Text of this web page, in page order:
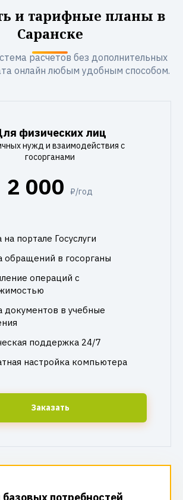
и тарифные планы в
Саранске
расчетов без дополнительных
онлайн любым удобным способом.
физических лиц
нужд и взаимодействия с
госорганами
2 000 ₽/год
на портале Госуслуги
обращений в госорганы
операций с
документов в учебные
поддержка 24/7
настройка компьютера
Заказать